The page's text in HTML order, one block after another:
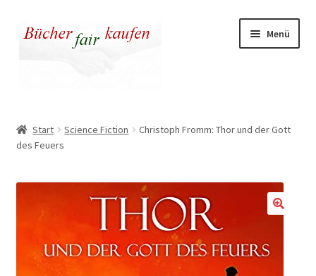
Zur
Navigation
Zum
Inhalt
Menü
Kasse
Warenkorb
Start Science Fiction
Christoph Fromm: Thor und der Gott
des Feuers